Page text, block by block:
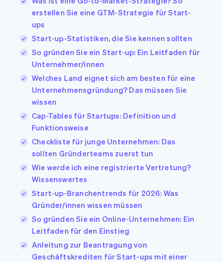
erstellen Sie eine GTM-Strategie für Start-
ups
Start-up-Statistiken, die Sie kennen sollten
So gründen Sie ein Start-up: Ein Leitfaden für
Unternehmer/innen
Welches Land eignet sich am besten für eine
Unternehmensgründung? Das müssen Sie
wissen
Cap-Tables für Startups: Definition und
Funktionsweise
Checkliste für junge Unternehmen: Das
sollten Gründerteams zuerst tun
Wie werde ich eine registrierte Vertretung?
Wissenswertes
Start-up-Branchentrends für 2026: Was
Gründer/innen wissen müssen
So gründen Sie ein Online-Unternehmen: Ein
Leitfaden für den Einstieg
Anleitung zur Beantragung von
Geschäftskrediten für Start-ups mit einer